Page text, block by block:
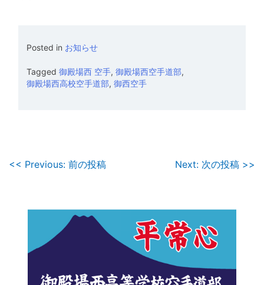
Posted in お知らせ
Tagged 御殿場西 空手, 御殿場西空手道部,
御殿場西高校空手道部, 御西空手
投
<< Previous: 前の投稿 Next: 次の投稿 >>